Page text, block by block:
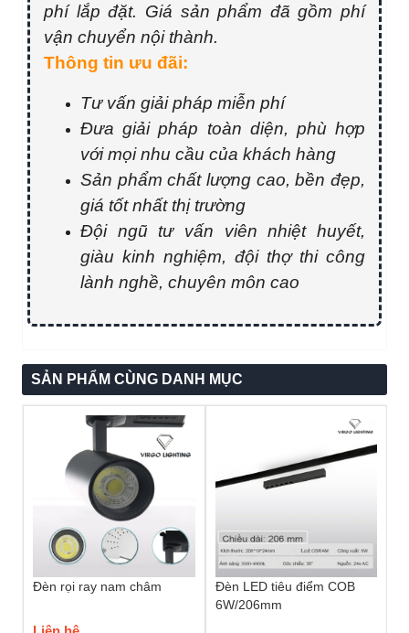
phí lắp đặt. Giá sản phẩm đã gồm phí
vận chuyển nội thành.
Thông tin ưu đãi:
Tư vấn giải pháp miễn phí
Đưa giải pháp toàn diện, phù hợp
với mọi nhu cầu của khách hàng
Sản phẩm chất lượng cao, bền đẹp,
giá tốt nhất thị trường
Đội ngũ tư vấn viên nhiệt huyết,
giàu kinh nghiệm, đội thợ thi công
lành nghề, chuyên môn cao
SẢN PHẨM CÙNG DANH MỤC
Đèn rọi ray nam châm
Đèn LED tiêu điểm COB
6W/206mm